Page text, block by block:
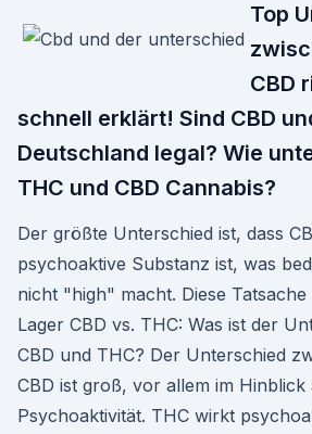
Top
CBD
schnell erklärt! Sind CBD
Deutschland legal? Wie
THC und CBD Cannabis?
Der größte Unterschied ist, dass
psychoaktive Substanz ist, was
nicht "high" macht. Diese
Lager CBD vs. THC: Was ist der
CBD und THC? Der Unterschied
CBD ist groß, vor allem im Hinblick
Psychoaktivität. THC wirkt